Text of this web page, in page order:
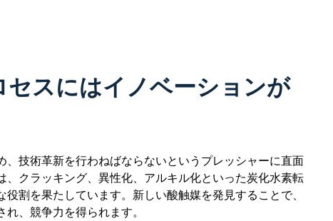
セスにはイノベーションが
、技術革新を行わねばならないというプレッシャーに直面
、クラッキング、異性化、アルキル化といった炭化水素転
割を果たしています。新しい酸触媒を発見することで、
、競争力を得られます。